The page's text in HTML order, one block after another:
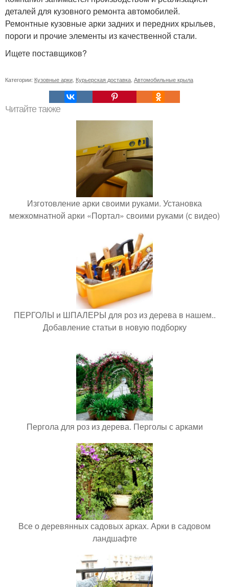
деталей для кузовного ремонта автомобилей.
Ремонтные кузовные арки задних и передних крыльев,
пороги и прочие элементы из качественной стали.
Ищете поставщиков?
Категории: Кузовные арки Курьерская доставка Автомобильные крыла
Читайте также
Изготовление арки своими руками. Установка
межкомнатной арки «Портал» своими руками (с видео)
ПЕРГОЛЫ и ШПАЛЕРЫ для роз из дерева в нашем..
Добавление статьи в новую подборку
Пергола для роз из дерева. Перголы с арками
Все о деревянных садовых арках. Арки в садовом
ландшафте